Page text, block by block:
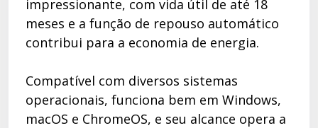
impressionante, com vida útil de até 18
meses e a função de repouso automático
contribui para a economia de energia.
Compatível com diversos sistemas
operacionais, funciona bem em Windows,
macOS e ChromeOS, e seu alcance opera a